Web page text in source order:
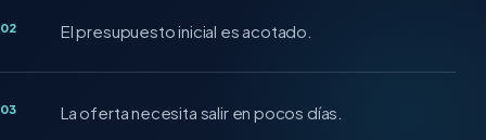
02 El presupuesto inicial es acotado.
03 La oferta necesita salir en pocos días.